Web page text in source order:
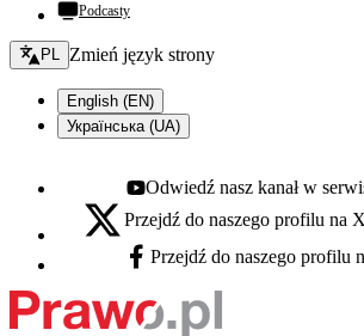
Podcasty
Zmień język - bieżący:
PL Zmień język strony
English (EN)
Українська (UA)
Youtube - otwiera się w nowej karcie
Odwiedź nasz kanał w
X - otwiera się w nowej karcie
Przejdź do naszego profilu na
Facebook - otwiera się w nowej karcie
Przejdź do naszego profilu